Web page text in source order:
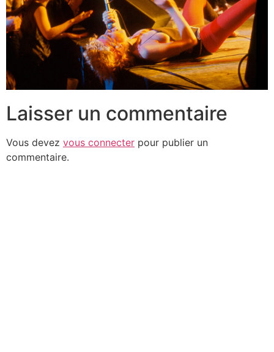
Laisser un commentaire
Vous devez vous connecter pour publier un
commentaire.